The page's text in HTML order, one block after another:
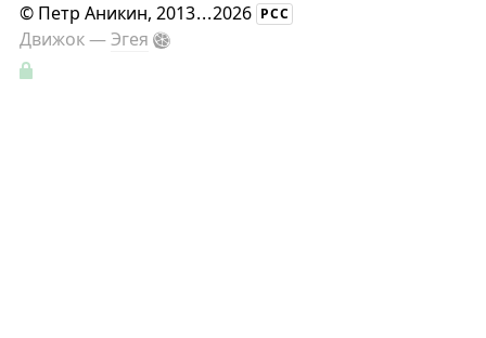
© Петр Аникин, 2013...2026 РСС
Движок —Эгея